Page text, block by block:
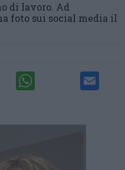
di lavoro. Ad
foto sui social media il